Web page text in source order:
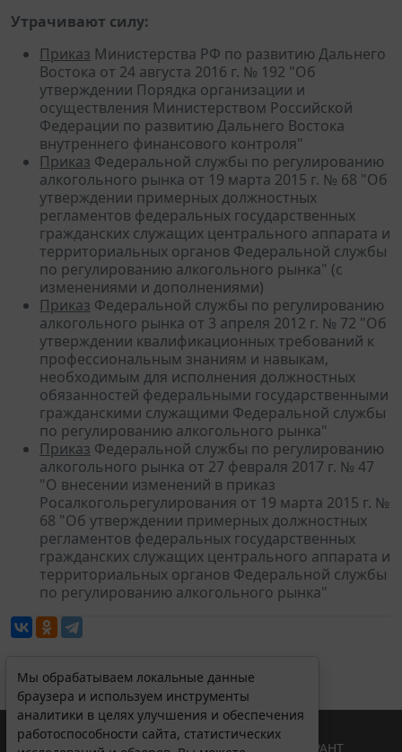
Утрачивают силу:
Приказ Министерства РФ по развитию Дальнего
Востока от 24 августа 2016 г. № 192 "Об
утверждении Порядка организации и
осуществления Министерством Российской
Федерации по развитию Дальнего Востока
внутреннего финансового контроля"
Приказ Федеральной службы по регулированию
алкогольного рынка от 19 марта 2015 г. № 68 "Об
утверждении примерных должностных
регламентов федеральных государственных
гражданских служащих центрального аппарата и
территориальных органов Федеральной службы
по регулированию алкогольного рынка" (с
изменениями и дополнениями)
Приказ Федеральной службы по регулированию
алкогольного рынка от 3 апреля 2012 г. № 72 "Об
утверждении квалификационных требований к
профессиональным знаниям и навыкам,
необходимым для исполнения должностных
обязанностей федеральными государственными
гражданскими служащими Федеральной службы
по регулированию алкогольного рынка"
Приказ Федеральной службы по регулированию
алкогольного рынка от 27 февраля 2017 г. № 47
"О внесении изменений в приказ
Росалкогольрегулирования от 19 марта 2015 г. №
68 "Об утверждении примерных должностных
регламентов федеральных государственных
гражданских служащих центрального аппарата и
территориальных органов Федеральной службы
по регулированию алкогольного рынка"
Мы обрабатываем локальные данные
браузера и используем инструменты
аналитики в целях улучшения и обеспечения
работоспособности сайта, статистических
© ООО "НПП "ГАРАНТ-СЕРВИС", 2026. Система ГАРАНТ